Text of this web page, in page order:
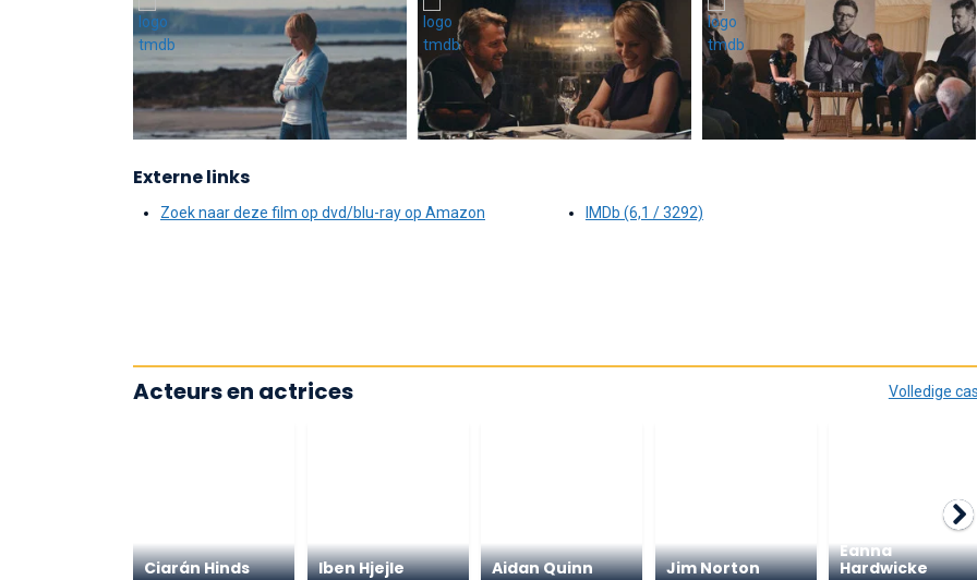
Externe links
Zoek naar deze film op dvd/blu-ray op Amazon IMDb (6,1 / 3292)
Volledige
Acteurs en actrices
Ciarán Hinds Iben Hjejle Aidan Quinn Jim Norton
Eanna
Hardwicke